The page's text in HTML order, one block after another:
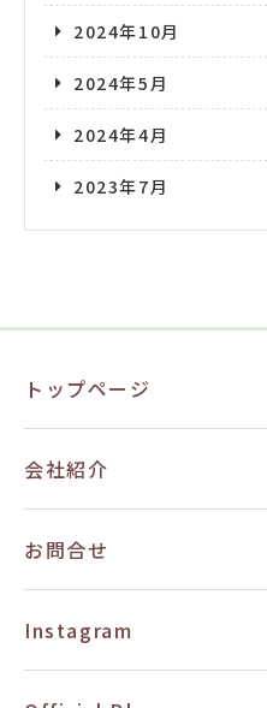
2024年10月
2024年5月
2024年4月
2023年7月
トップページ
会社紹介
お問合せ
Instagram